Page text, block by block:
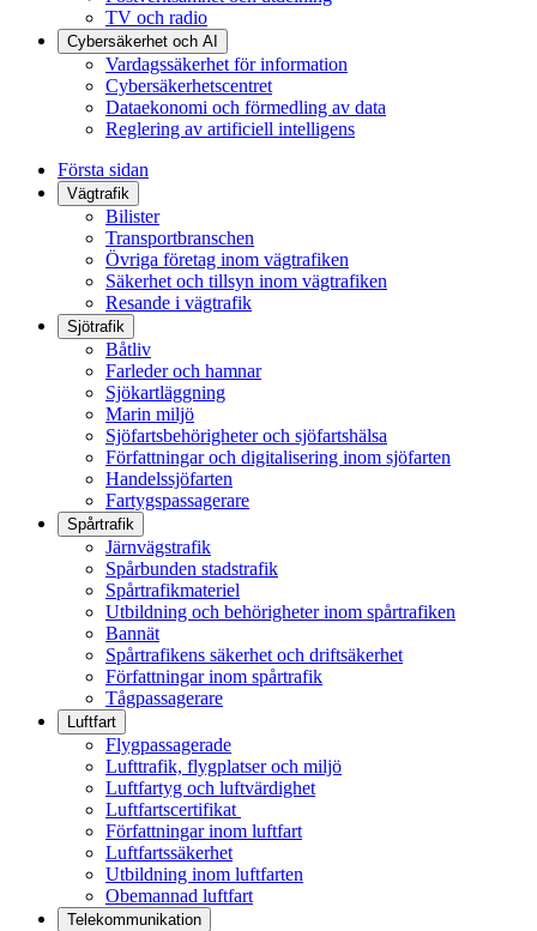
TV och radio
Cybersäkerhet och AI
Vardagssäkerhet för information
Cybersäkerhetscentret
Dataekonomi och förmedling av data
Reglering av artificiell intelligens
Första sidan
Vägtrafik
Bilister
Transportbranschen
Övriga företag inom vägtrafiken
Säkerhet och tillsyn inom vägtrafiken
Resande i vägtrafik
Sjötrafik
Båtliv
Farleder och hamnar
Sjökartläggning
Marin miljö
Sjöfartsbehörigheter och sjöfartshälsa
Författningar och digitalisering inom sjöfarten
Handelssjöfarten
Fartygspassagerare
Spårtrafik
Järnvägstrafik
Spårbunden stadstrafik
Spårtrafikmateriel
Utbildning och behörigheter inom spårtrafiken
Bannät
Spårtrafikens säkerhet och driftsäkerhet
Författningar inom spårtrafik
Tågpassagerare
Luftfart
Flygpassagerade
Lufttrafik, flygplatser och miljö
Luftfartyg och luftvärdighet
Luftfartscertifikat
Författningar inom luftfart
Luftfartssäkerhet
Utbildning inom luftfarten
Obemannad luftfart
Telekommunikation